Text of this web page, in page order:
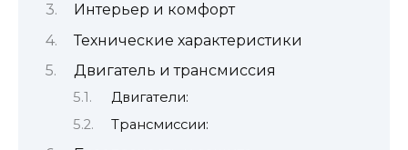
Интерьер и комфорт
Технические характеристики
Двигатель и трансмиссия
Двигатели:
Трансмиссии: